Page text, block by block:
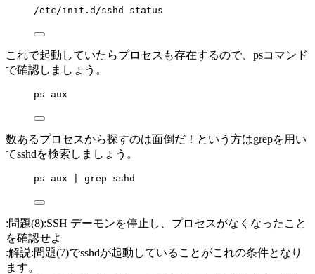
/etc/init.d/sshd status
これで起動していたらプロセスも存在するので、psコマンド
で確認しましょう。
ps aux
数あるプロセスから探すのは面倒だ！という方はgrepを用い
てsshdを検索しましょう。
ps aux | grep sshd
:問題(8):SSH デーモンを停止し、プロセスがなくなったこと
を確認せよ
:解説:問題(7)でsshdが起動していることがこれの条件となり
ます。